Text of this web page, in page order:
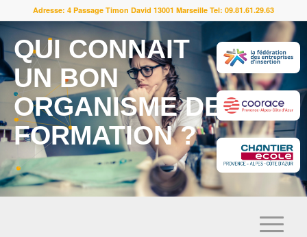
Adresse: 4 Passage Timon David 13001 Marseille Tel: 09.81.61.29.63
QUI CONNAIT
UN BON
ORGANISME DE
FORMATION ?